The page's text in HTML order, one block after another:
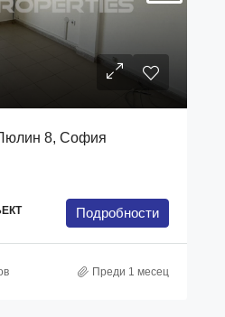
8, София
Подробности
Преди 1 месец